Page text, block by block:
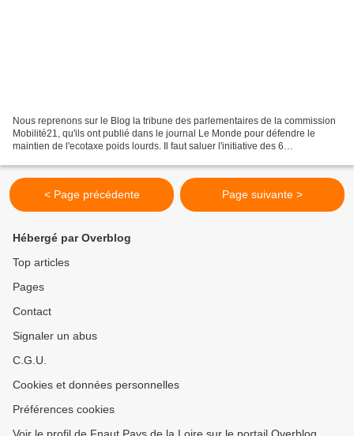
Nous reprenons sur le Blog la tribune des parlementaires de la commission
Mobilité21, qu'ils ont publié dans le journal Le Monde pour défendre le
maintien de l'ecotaxe poids lourds. Il faut saluer l'initiative des 6
< Page précédente Page suivante >
Hébergé par Overblog
Top articles
Pages
Contact
Signaler un abus
C.G.U.
Cookies et données personnelles
Préférences cookies